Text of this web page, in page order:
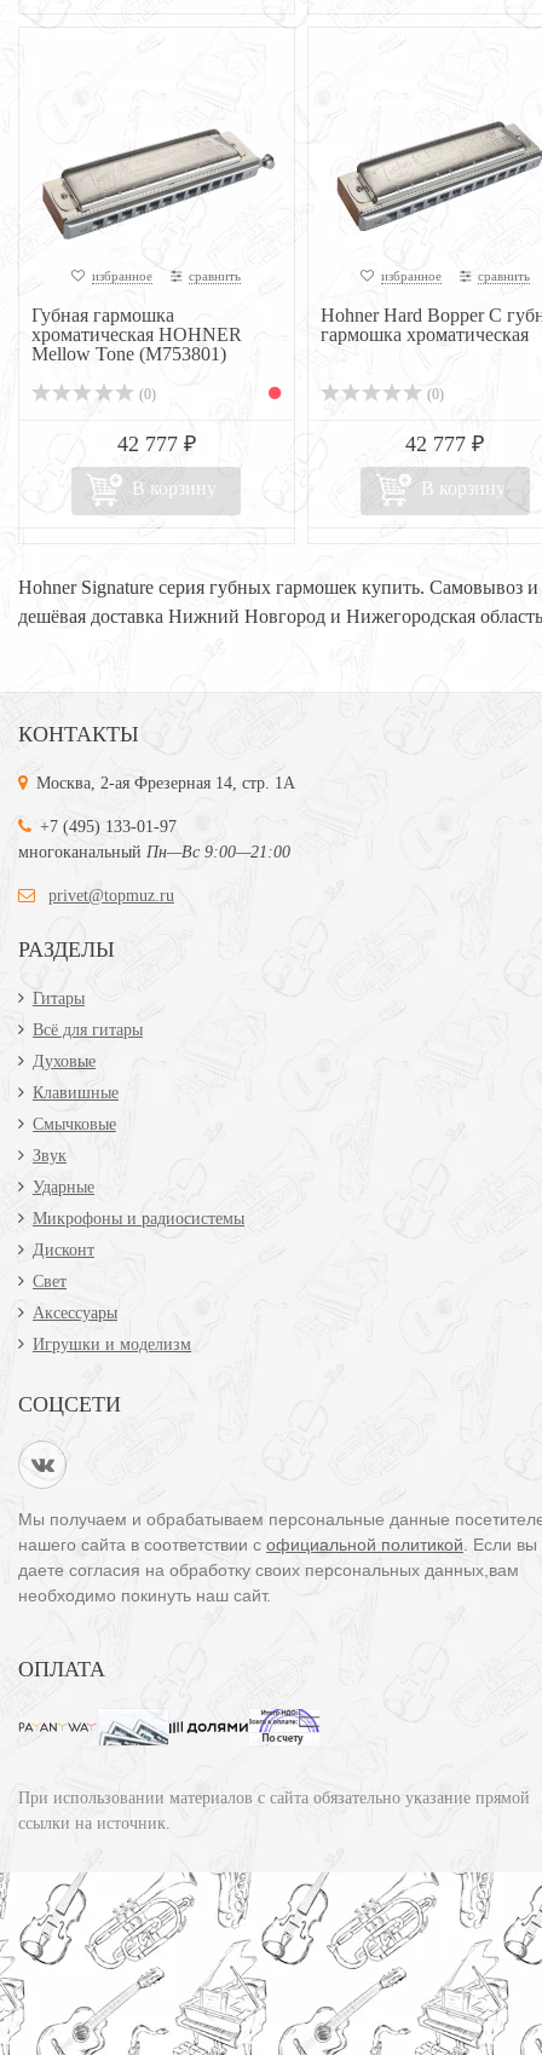
избранное сравнить
Губная гармошка
хроматическая HOHNER
Mellow Tone (M753801)
(0)
42 777 ₽
В корзину
избранное сравнить
Hohner Hard Bopper C
гармошка хроматическая
(0)
42 777 ₽
В корзину
Hohner Signature серия губных гармошек купить. Самовывоз и
дешёвая доставка Нижний Новгород и Нижегородская
КОНТАКТЫ
Москва, 2-ая Фрезерная 14, стр. 1А
+7 (495) 133-01-97
многоканальный Пн—Вс 9:00—21:00
privet@topmuz.ru
РАЗДЕЛЫ
Гитары
Всё для гитары
Духовые
Клавишные
Смычковые
Звук
Ударные
Микрофоны и радиосистемы
Дисконт
Свет
Аксессуары
Игрушки и моделизм
СОЦСЕТИ
Мы получаем и обрабатываем персональные данные
нашего сайта в соответствии с официальной политикой . Если
даете согласия на обработку своих персональных данных,вам
необходимо покинуть наш сайт.
ОПЛАТА
При использовании материалов с сайта обязательно указание прямой
ссылки на источник.